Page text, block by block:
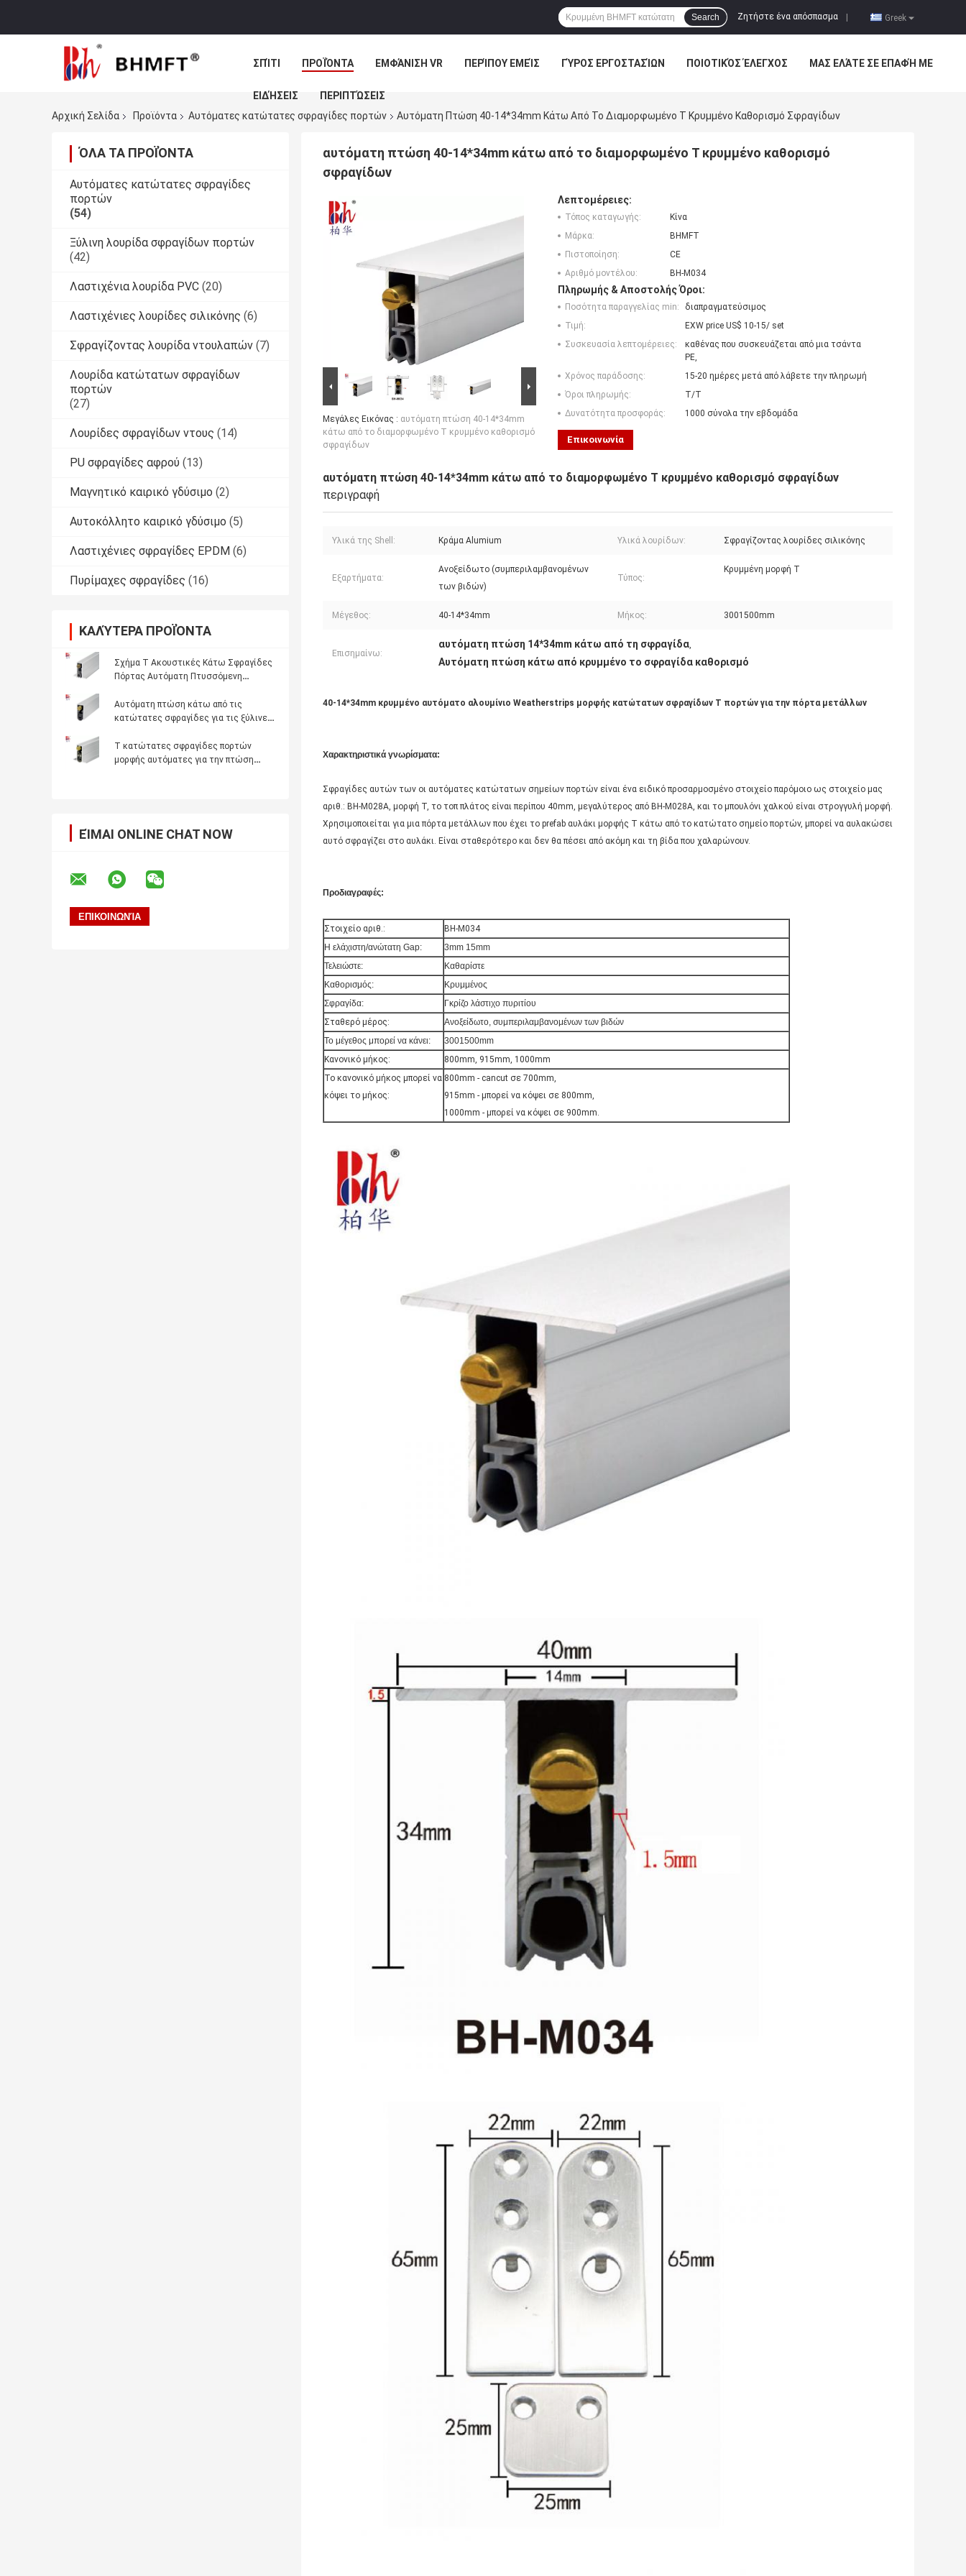
Greek
Ζητήστε ένα απόσπασμα
Search
ΣΠΊΤΙ ΠΡΟΪΌΝΤΑ ΕΜΦΆΝΙΣΗ VR ΠΕΡΊΠΟΥ ΕΜΕΊΣ ΓΎΡΟΣ ΕΡΓΟΣΤΑΣΊΩΝ ΠΟΙΟΤΙΚΌΣ ΈΛΕΓΧΟΣ ΜΑΣ ΕΛΆΤΕ ΣΕ ΕΠΑΦΉ ΜΕ
ΕΙΔΉΣΕΙΣ
ΠΕΡΙΠΤΏΣΕΙΣ
Αρχική Σελίδα
Προϊόντα Αυτόματες κατώτατες σφραγίδες πορτών Αυτόματη Πτώση 40-14*34mm Κάτω Από Το Διαμορφωμένο Τ Κρυμμένο Καθορισμό Σφραγίδων
ΌΛΑ ΤΑ ΠΡΟΪΌΝΤΑ
Αυτόματες κατώτατες σφραγίδες
πορτών
(54)
Ξύλινη λουρίδα σφραγίδων πορτών
(42)
Λαστιχένια λουρίδα PVC (20)
Λαστιχένιες λουρίδες σιλικόνης (6)
Σφραγίζοντας λουρίδα ντουλαπών (7)
Λουρίδα κατώτατων σφραγίδων
πορτών
(27)
Λουρίδες σφραγίδων ντους (14)
PU σφραγίδες αφρού (13)
Μαγνητικό καιρικό γδύσιμο (2)
Αυτοκόλλητο καιρικό γδύσιμο (5)
Λαστιχένιες σφραγίδες EPDM (6)
Πυρίμαχες σφραγίδες (16)
ΚΑΛΎΤΕΡΑ ΠΡΟΪΌΝΤΑ
Σχήμα T Ακουστικές Κάτω Σφραγίδες
Πόρτας Αυτόματη Πτυσσόμενη
ξύλινη ή Μεταλλική Πόρτα
Αυτόματη πτώση κάτω από τις
κατώτατες σφραγίδες για τις ξύλινες
κάλυψης πορτών πλήρως
Τ κατώτατες σφραγίδες πορτών
μορφής αυτόματες για την πτώση
ΕΊΜΑΙ ONLINE CHAT NOW
αυτόματη πτώση 40-14*34mm κάτω από το διαμορφωμένο Τ κρυμμένο καθορισμό
σφραγίδων
Μεγάλες Εικόνας : αυτόματη πτώση 40-14*34mm
κάτω από το διαμορφωμένο Τ κρυμμένο καθορισμό
σφραγίδων
Λεπτομέρειες:
Τόπος καταγωγής:
Κίνα
Μάρκα:
BHMFT
Πιστοποίηση:
CE
Αριθμό μοντέλου:
BH-M034
Πληρωμής & Αποστολής Όροι:
Ποσότητα παραγγελίας min:
διαπραγματεύσιμος
Τιμή:
EXW price US$ 10-15/ set
Συσκευασία λεπτομέρειες:
καθένας που συσκευάζεται από μια τσάντα
PE,
Χρόνος παράδοσης:
15-20 ημέρες μετά από λάβετε την πληρωμή
Όροι πληρωμής:
T/T
Δυνατότητα προσφοράς:
1000 σύνολα την εβδομάδα
Επικοινωνία
αυτόματη πτώση 40-14*34mm κάτω από το διαμορφωμένο Τ κρυμμένο καθορισμό σφραγίδων
περιγραφή
Υλικά της Shell: Κράμα Alumium Υλικά λουρίδων: Σφραγίζοντας λουρίδες σιλικόνης
Εξαρτήματα:
Ανοξείδωτο (συμπεριλαμβανομένων
των βιδών)
Τύπος:
Κρυμμένη μορφή Τ
Μέγεθος: 40-14*34mm Μήκος: 3001500mm
Επισημαίνω:
αυτόματη πτώση 14*34mm κάτω από τη σφραγίδα,
Αυτόματη πτώση κάτω από κρυμμένο το σφραγίδα καθορισμό
40-14*34mm κρυμμένο αυτόματο αλουμίνιο Weatherstrips μορφής κατώτατων σφραγίδων Τ πορτών για την πόρτα μετάλλων
Χαρακτηριστικά γνωρίσματα:
Σφραγίδες αυτών των οι αυτόματες κατώτατων σημείων πορτών είναι ένα ειδικό προσαρμοσμένο στοιχείο παρόμοιο ως στοιχείο μας
αριθ.: BH-M028A, μορφή Τ, το τοπ πλάτος είναι περίπου 40mm, μεγαλύτερος από BH-M028A, και το μπουλόνι χαλκού είναι στρογγυλή μορφή.
Χρησιμοποιείται για μια πόρτα μετάλλων που έχει το prefab αυλάκι μορφής Τ κάτω από το κατώτατο σημείο πορτών, μπορεί να αυλακώσει
αυτό σφραγίζει στο αυλάκι. Είναι σταθερότερο και δεν θα πέσει από ακόμη και τη βίδα που χαλαρώνουν.
Προδιαγραφές:
Στοιχείο αριθ.:
BH-M034
Η ελάχιστη/ανώτατη Gap:
3mm 15mm
Τελειώστε:
Καθαρίστε
Καθορισμός:
Κρυμμένος
Σφραγίδα:
Γκρίζο λάστιχο πυριτίου
Σταθερό μέρος:
Ανοξείδωτο, συμπεριλαμβανομένων των βιδών
Το μέγεθος μπορεί να κάνει:
3001500mm
Κανονικό μήκος:
800mm, 915mm, 1000mm
Το κανονικό μήκος μπορεί να
κόψει το μήκος:
800mm - cancut σε 700mm,
915mm - μπορεί να κόψει σε 800mm,
1000mm - μπορεί να κόψει σε 900mm.